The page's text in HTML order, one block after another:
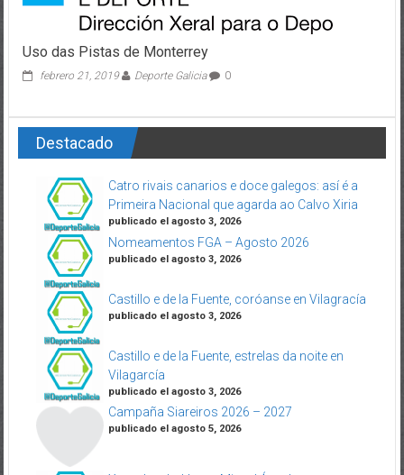
Uso das Pistas de Monterrey
febrero 21, 2019 Deporte Galicia 0
Destacado
Catro rivais canarios e doce galegos: así é a
Primeira Nacional que agarda ao Calvo Xiria
publicado el agosto 3, 2026
Nomeamentos FGA – Agosto 2026
publicado el agosto 3, 2026
Castillo e de la Fuente, coróanse en Vilagracía
publicado el agosto 3, 2026
Castillo e de la Fuente, estrelas da noite en
Vilagarcía
publicado el agosto 3, 2026
Campaña Siareiros 2026 – 2027
publicado el agosto 5, 2026